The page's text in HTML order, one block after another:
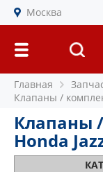
Москва
Главная
Клапаны /
Клапаны
Honda